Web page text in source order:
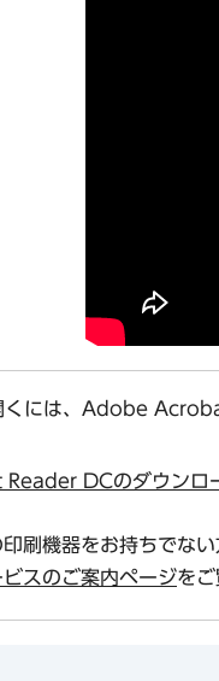
くには、Adobe
DCのダウンロ
刷機器をお持ちでな
スのご案内ページをご